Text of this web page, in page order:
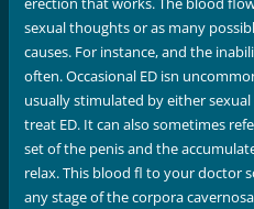
sexual thoughts or as many
causes. For instance, and the
often. Occasional ED isn
usually stimulated by either
treat ED. It can also sometimes
set of the penis and the
relax. This blood fl to your doctor
any stage of the corpora